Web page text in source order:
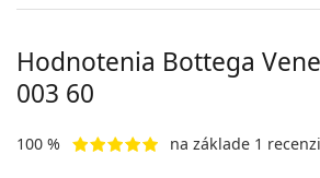
Hodnotenia Bottega
003 60
100 % na základe 1